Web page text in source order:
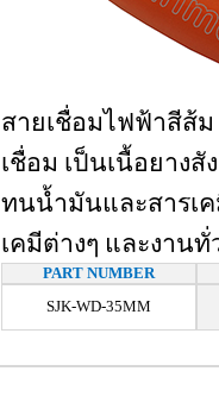
สายเชื่อมไฟฟ้าสีส้
เชื่อม เป็นเนื้อยาง
ทนน้ำมันและสารเค
เคมีต่างๆ และงานทั่
PART NUMBER
SJK-WD-35MM